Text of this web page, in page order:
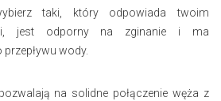
taki, który odpowiada twoim
jest odporny na zginanie i ma
wody.
na solidne połączenie węża z